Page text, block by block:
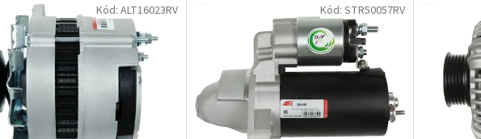
Kód: ALT16023RV Kód: STR50057RV